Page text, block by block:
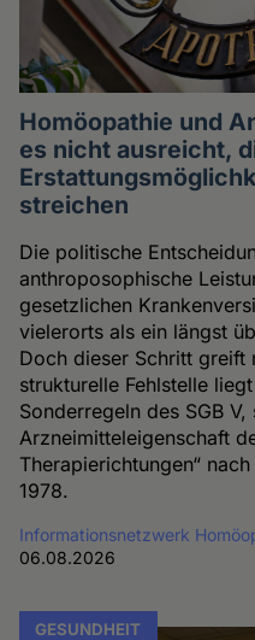
Homöopathie und
es nicht ausreicht,
streichen
Die politische
anthroposophische
gesetzlichen
vielerorts als ein längst
Doch dieser Schritt greift
strukturelle Fehlstelle
Sonderregeln des SGB
Arzneimitteleigenschaft
Therapierichtungen“
1978.
Informationsnetzwerk
06.08.2026
GESUNDHEIT